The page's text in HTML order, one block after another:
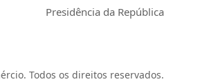
Presidência da República
Todos os direitos reservados.